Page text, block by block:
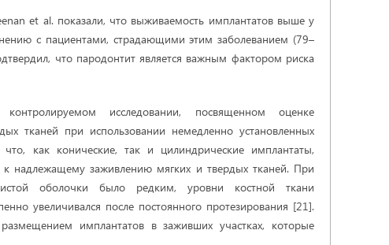
et al. показали, что выживаемость имплантатов выше у
с пациентами, страдающими этим заболеванием (79–
что пародонтит является важным фактором риска
исследовании, посвященном оценке
тканей при использовании немедленно установленных
как конические, так и цилиндрические имплантаты,
надлежащему заживлению мягких и твердых тканей. При
оболочки было редким, уровни костной ткани
увеличивался после постоянного протезирования [21].
имплантатов в заживших участках, которые